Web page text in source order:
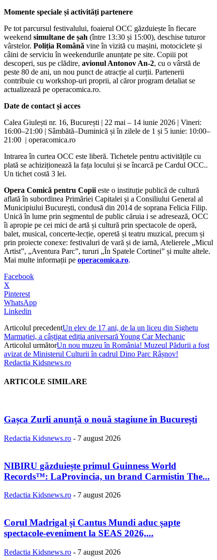
Momente speciale și activități partenere
Pe tot parcursul festivalului, foaierul OCC găzduiește în fiecare
weekend simultane de șah (între 13:30 și 15:00), deschise tuturor
vârstelor. Poliția Română vine în vizită cu mașini, motociclete și
câini de serviciu în weekendurile anunțate pe site. Copiii pot
descoperi, sus pe clădire, avionul Antonov An-2, cu o vârstă de
peste 80 de ani, un nou punct de atracție al curții. Partenerii
contribuie cu workshop-uri proprii, al căror program detaliat se
actualizează pe operacomica.ro.
Date de contact și acces
Calea Giulești nr. 16, București | 22 mai – 14 iunie 2026 | Vineri:
16:00–21:00 | Sâmbătă–Duminică și în zilele de 1 și 5 iunie: 10:00–
21:00 | operacomica.ro
Intrarea în curtea OCC este liberă. Tichetele pentru activitățile cu
plată se achiziționează la fața locului și se încarcă pe Cardul OCC..
Un tichet costă 3 lei.
Opera Comică pentru Copii este o instituție publică de cultură
aflată în subordinea Primăriei Capitalei și a Consiliului General al
Municipiului București, condusă din 2014 de soprana Felicia Filip.
Unică în lume prin segmentul de public căruia i se adresează, OCC
îi apropie pe cei mici de artă și cultură prin spectacole de operă,
balet, musical, concerte-lecție, operetă și teatru muzical, precum și
prin proiecte conexe: festivaluri de vară și de iarnă, Atelierele „Micul
Artist”, „Aventura Parc”, tururi „În Spatele Cortinei” și multe altele.
Mai multe informații pe operacomica.ro.
Facebook
X
Pinterest
WhatsApp
Linkedin
Articolul precedentUn elev de 17 ani, de la un liceu din Sighetu
Marmației, a câștigat ediția aniversară Young Car Mechanic
Articolul următorUn nou muzeu în România! Muzeul Pădurii a fost
avizat de Ministerul Culturii în cadrul Dino Parc Râșnov!
Redactia Kidsnews.ro
ARTICOLE SIMILARE
Gașca Zurli anunță o nouă stagiune în București
Redactia Kidsnews.ro - 7 august 2026
NIBIRU găzduiește primul Guinness World
Records™️: LaProvincia, un brand Carmistin The...
Redactia Kidsnews.ro - 7 august 2026
Corul Madrigal și Cantus Mundi aduc șapte
spectacole-eveniment la SEAS 2026,...
Redactia Kidsnews.ro - 7 august 2026